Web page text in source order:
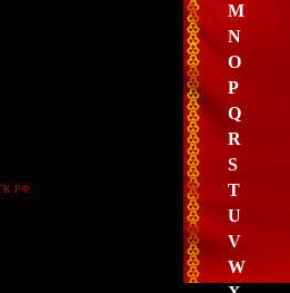
M
N
O
P
Q
R
S
T
U
V
W
ГК РФ.